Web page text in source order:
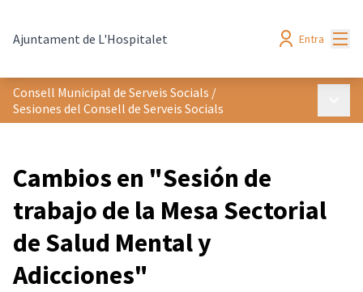
Ajuntament de L'Hospitalet Entra
Consell Municipal de Serveis Socials /
Sesiones del Consell de Serveis Socials
Cambios en "Sesión de
trabajo de la Mesa Sectorial
de Salud Mental y
Adicciones"